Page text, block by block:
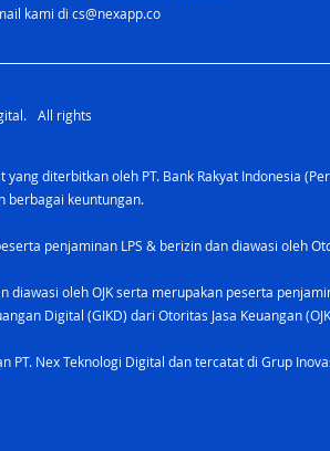
kami di cs@nexapp.co
All rights
diterbitkan oleh PT. Bank Rakyat Indonesia
berbagai keuntungan.
penjaminan LPS & berizin dan diawasi oleh
oleh OJK serta merupakan peserta
Digital (GIKD) dari Otoritas Jasa Keuangan
PT. Nex Teknologi Digital dan tercatat di Grup